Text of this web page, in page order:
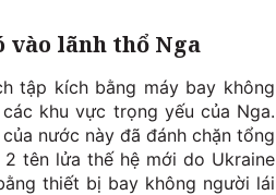
vào lãnh thổ Nga
tập kích bằng máy bay không
khu vực trọng yếu của Nga.
nước này đã đánh chặn tổng
tên lửa thế hệ mới do Ukraine
thiết bị bay không người lái